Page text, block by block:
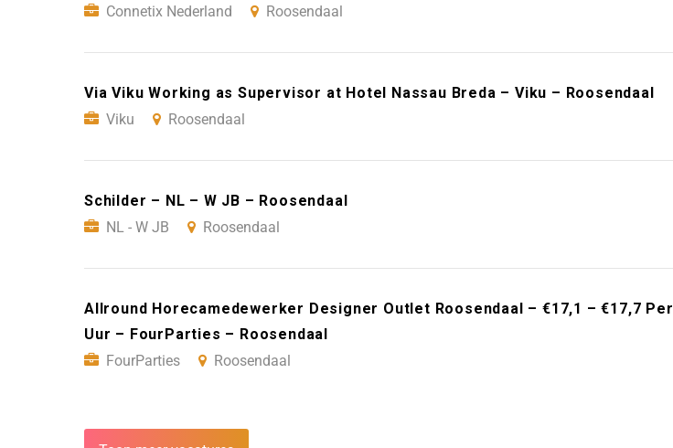
Connetix Nederland
Roosendaal
Via Viku Working as Supervisor at Hotel Nassau Breda – Viku – Roosendaal
Viku
Roosendaal
Schilder – NL – W JB – Roosendaal
NL - W JB
Roosendaal
Allround Horecamedewerker Designer Outlet Roosendaal – €17,1 – €17,7 Per
Uur – FourParties – Roosendaal
FourParties
Roosendaal